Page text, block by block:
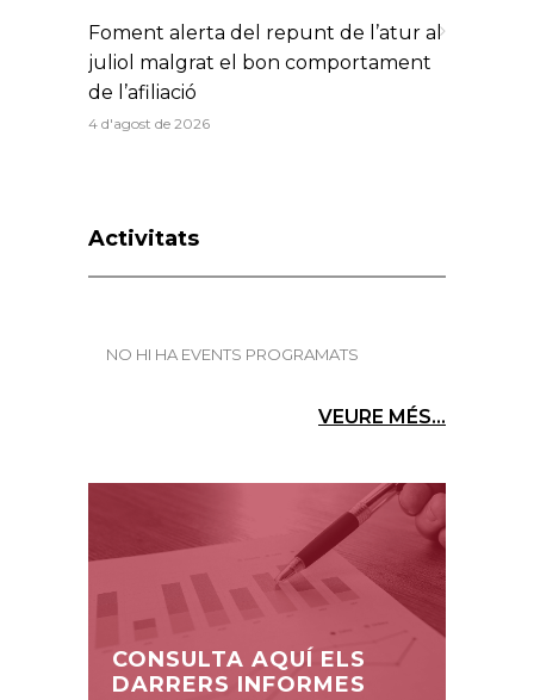
Foment alerta del repunt de l’atur al
juliol malgrat el bon comportament
de l’afiliació
4 d'agost de 2026
Activitats
NO HI HA EVENTS PROGRAMATS
VEURE MÉS...
CONSULTA AQUÍ ELS
DARRERS INFORMES